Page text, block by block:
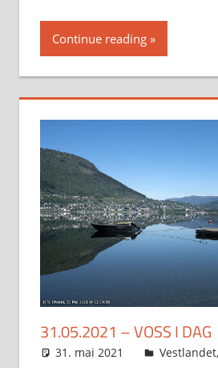
Continue reading
31.05.2021 – VOSS I DAG
31. mai 2021 Svein
Vestlandet,